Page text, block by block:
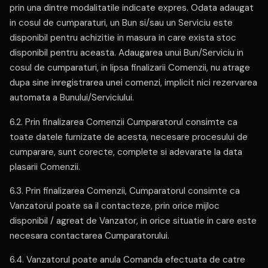
prin una dintre modalitatile indicate expres. Odata adaugat
in cosul de cumparaturi, un Bun si/sau un Serviciu este
disponibil pentru achizitie in masura in care exista stoc
disponibil pentru aceasta. Adaugarea unui Bun/Serviciu in
cosul de cumparaturi, in lipsa finalizarii Comenzii, nu atrage
dupa sine inregistrarea unei comenzi, implicit nici rezervarea
automata a Bunului/Serviciului.
6.2. Prin finalizarea Comenzii Cumparatorul consimte ca
toate datele furnizate de acesta, necesare procesului de
cumparare, sunt corecte, complete si adevarate la data
plasarii Comenzii.
6.3. Prin finalizarea Comenzii, Cumparatorul consimte ca
Vanzatorul poate sa il contacteze, prin orice mijloc
disponibil / agreat de Vanzator, in orice situatie in care este
necesara contactarea Cumparatorului.
6.4. Vanzatorul poate anula Comanda efectuata de catre